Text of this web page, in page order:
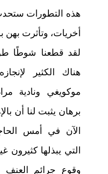
هذه التطورات
أخريات، وتأثرت بهن
لقد قطعنا شوطًا
هناك الكثير
موكويغي ونادية
برهان يثبت لنا أن
الآن في أمس
التي يبذلها كثيرون
وقوع جرائم